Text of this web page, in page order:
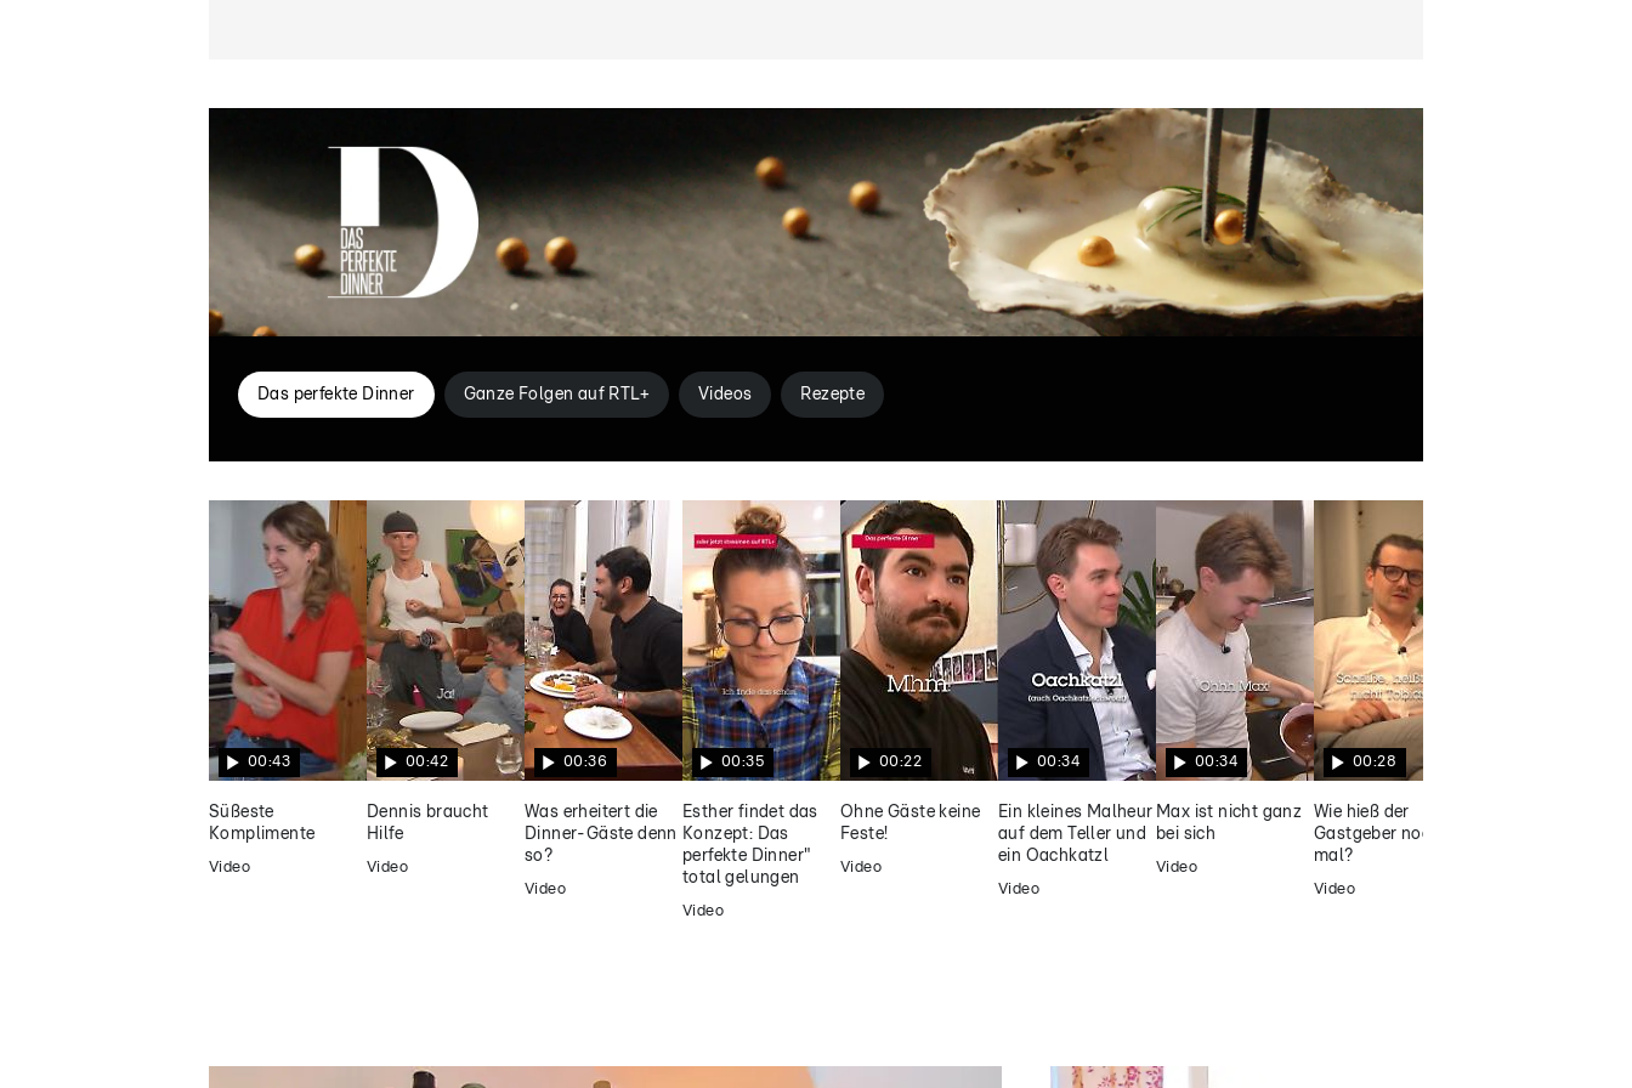
Das perfekte Dinner Ganze Folgen auf RTL+ Videos Rezepte
00:43
Süßeste
Komplimente
Video
00:42
Dennis braucht
Hilfe
Video
00:36
Was erheitert die
Dinner-Gäste denn
so?
Video
00:35
Esther findet das
Konzept: Das
perfekte Dinner"
total gelungen
Video
00:22
Ohne Gäste keine
Feste!
Video
00:34
Ein kleines Malheur
auf dem Teller und
ein Oachkatzl
Video
00:34
Max ist nicht ganz
bei sich
Video
00:28
Wie hieß der
Gastgeber noch
mal?
Video